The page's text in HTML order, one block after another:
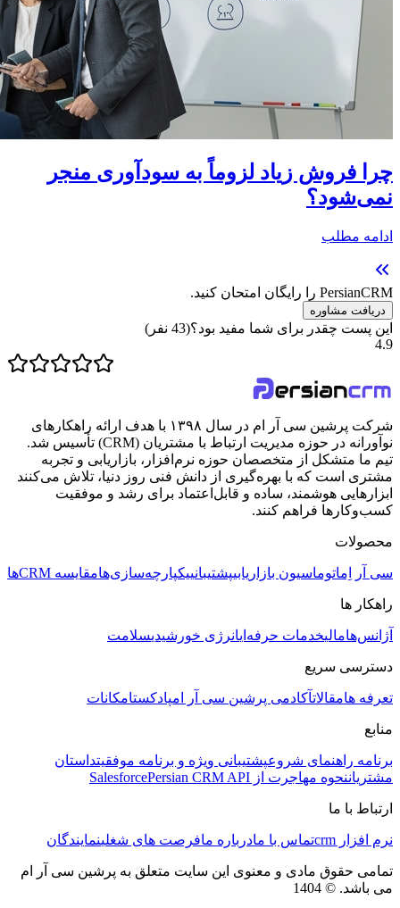
چرا فروش زیاد لزوماً به سودآوری منجر
نمی‌شود؟
ادامه مطلب
PersianCRM را رایگان امتحان کنید.
دریافت مشاوره
این پست چقدر برای شما مفید بود؟(
43 نفر)
4.9
شرکت پرشین سی آر ام در سال ۱۳۹۸ با هدف ارائه راهکارهای
نوآورانه در حوزه مدیریت ارتباط با مشتریان (CRM) تأسیس شد.
تیم ما متشکل از متخصصان حوزه نرم‌افزار، بازاریابی و تجربه
مشتری است که با بهره‌گیری از دانش فنی روز دنیا، تلاش می‌کنند
ابزارهایی هوشمند، ساده و قابل‌اعتماد برای رشد و موفقیت
کسب‌وکارها فراهم کنند.
محصولات
سی آر اِماتوماسیون بازاریابیپشتیبانییکپارچه‌سازی‌هامقایسه CRMها
راهکار ها
آژانس‌هامالیخدمات حرفه‌ایانرژی خورشیدیسلامت
دسترسی سریع
تعرفه هامقالاتآکادمی پرشین سی آر امپادکستامکانات
منابع
برنامه راهنمای شروعپشتیبانی ویژه و برنامه موفقیتداستان
مشتریاننحوه مهاجرت از Salesforce Persian CRM API
ارتباط با ما
نرم افزار crm تماس با مادرباره مافرصت های شغلینمایندگان
تمامی حقوق مادی و معنوی این سایت متعلق به پرشین سی آر ام
می باشد. © 1404